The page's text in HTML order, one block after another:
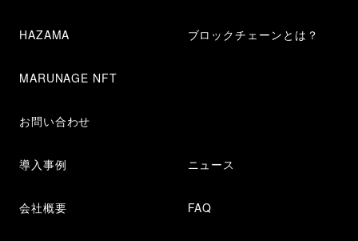
HAZAMA
MARUNAGE NFT
お問い合わせ
ブロックチェーンとは？
導入事例
会社概要
ニュース
FAQ